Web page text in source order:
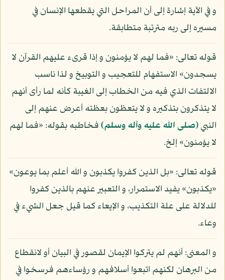
و في الآية إشارة إلى أن المراحل التي يقطعها الإنسان في
مسيره إلى ربه مترتبة متطابقة.
قوله تعالى: «فما لهم لا يؤمنون و إذا قرىء عليهم القرآن لا
يسجدون» الاستفهام للتعجيب و التوبيخ و لذا ناسب
الالتفات الذي فيه من الخطاب إلى الغيبة كأنه لما رأى أنهم
لا يتذكرون بتذكيره و لا يتعظون بعظته أعرض عنهم إلى
النبي(صلى الله عليه وآله وسلم)فخاطبه بقوله: «فما لهم
لا يؤمنون» إلخ.
قوله تعالى: «بل الذين كفروا يكذبون و الله أعلم بما يوعون»
«يكذبون» يفيد الاستمرار، و التعبير عنهم بالذين كفروا
للدلالة على علة التكذيب، و الإيعاء كما قيل جعل الشيء في
وعاء.
و المعنى: أنهم لم يتركوا الإيمان لقصور في البيان أو لانقطاع
من البرهان لكنهم اتبعوا أسلافهم و رؤساءهم فرسخوا في